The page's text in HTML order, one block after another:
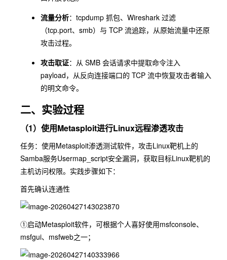
流量分析： tcpdump 抓包、Wireshark 过滤
（tcp.port、 smb）与 TCP 流追踪，从原始流量中还原
攻击过程。
攻击取证：从 SMB 会话请求中提取命令注入
payload，从反向连接端口的 TCP 流中恢复攻击者输入
的明文命令。
二、实验过程
（1）使用Metasploit进行Linux远程渗透攻击
任务：使用Metasploit渗透测试软件，攻击Linux靶机上的
Samba服务Usermap_script安全漏洞，获取目标Linux靶机的
主机访问权限。实践步骤如下：
首先确认连通性
①启动Metasploit软件，可根据个人喜好使用msfconsole、
msfgui、msfweb之一；